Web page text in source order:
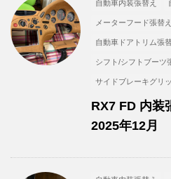
自動車内装張替え
メーターフード張替え
自動車ドアトリム張
シフト/シフトブーツ
サイドブレーキグリ
RX7 FD 内
2025年12月